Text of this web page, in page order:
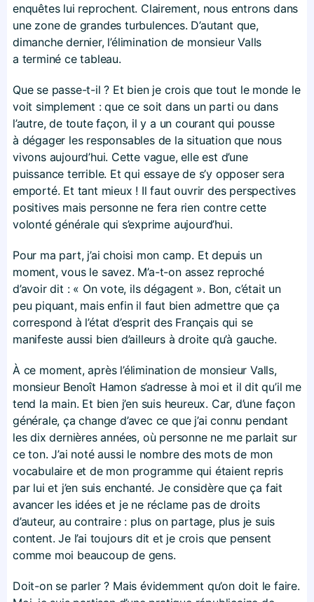
enquêtes lui reprochent. Clairement, nous entrons dans
une zone de grandes turbulences. D’autant que,
dimanche dernier, l’élimination de monsieur Valls
a terminé ce tableau.
Que se passe-t-il ? Et bien je crois que tout le monde le
voit simplement : que ce soit dans un parti ou dans
l’autre, de toute façon, il y a un courant qui pousse
à dégager les responsables de la situation que nous
vivons aujourd’hui. Cette vague, elle est d’une
puissance terrible. Et qui essaye de s’y opposer sera
emporté. Et tant mieux ! Il faut ouvrir des perspectives
positives mais personne ne fera rien contre cette
volonté générale qui s’exprime aujourd’hui.
Pour ma part, j’ai choisi mon camp. Et depuis un
moment, vous le savez. M’a-t-on assez reproché
d’avoir dit : « On vote, ils dégagent ». Bon, c’était un
peu piquant, mais enfin il faut bien admettre que ça
correspond à l’état d’esprit des Français qui se
manifeste aussi bien d’ailleurs à droite qu’à gauche.
À ce moment, après l’élimination de monsieur Valls,
monsieur Benoît Hamon s’adresse à moi et il dit qu’il me
tend la main. Et bien j’en suis heureux. Car, d’une façon
générale, ça change d’avec ce que j’ai connu pendant
les dix dernières années, où personne ne me parlait sur
ce ton. J’ai noté aussi le nombre des mots de mon
vocabulaire et de mon programme qui étaient repris
par lui et j’en suis enchanté. Je considère que ça fait
avancer les idées et je ne réclame pas de droits
d’auteur, au contraire : plus on partage, plus je suis
content. Je l’ai toujours dit et je crois que pensent
comme moi beaucoup de gens.
Doit-on se parler ? Mais évidemment qu’on doit le faire.